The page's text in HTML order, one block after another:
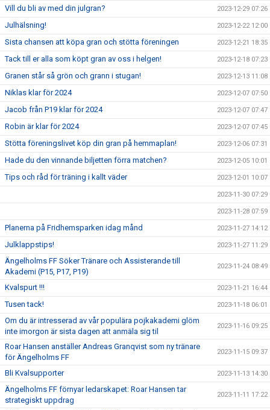
Vill du bli av med din julgran? 2023-12-29 07:26
Julhälsning! 2023-12-22 12:00
Sista chansen att köpa gran och stötta föreningen 2023-12-21 18:35
Tack till er alla som köpt gran av oss i helgen! 2023-12-18 07:23
Granen står så grön och grann i stugan! 2023-12-13 11:08
Niklas klar för 2024 2023-12-07 07:50
Jacob från P19 klar för 2024 2023-12-07 07:47
Robin är klar för 2024 2023-12-07 07:45
Stötta föreningslivet köp din gran på hemmaplan! 2023-12-06 07:31
Hade du den vinnande biljetten förra matchen? 2023-12-05 10:01
Tips och råd för träning i kallt väder 2023-12-01 10:07
2023-11-30 07:29
2023-11-28 07:59
Planerna på Fridhemsparken idag månd 2023-11-27 14:12
Julklappstips! 2023-11-27 11:29
Ängelholms FF Söker Tränare och Assisterande till
Akademi (P15, P17, P19)
2023-11-24 08:49
Kvalspurt !!! 2023-11-21 16:44
Tusen tack! 2023-11-18 06:01
Om du är intresserad av vår populära pojkakademi glöm
inte imorgon är sista dagen att anmäla sig til
2023-11-16 09:25
Roar Hansen anställer Andreas Granqvist som ny tränare
för Ängelholms FF
2023-11-15 09:37
Bli Kvalsupporter 2023-11-13 14:30
Ängelholms FF förnyar ledarskapet: Roar Hansen tar
strategiskt uppdrag
2023-11-11 17:22